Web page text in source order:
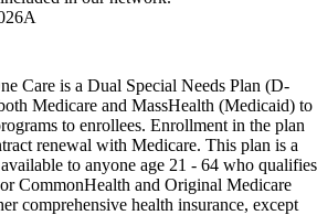
Care is a Dual Special Needs Plan (D-
Medicare and MassHealth (Medicaid) to
to enrollees. Enrollment in the plan
renewal with Medicare. This plan is a
to anyone age 21 - 64 who qualifies
CommonHealth and Original Medicare
comprehensive health insurance, except